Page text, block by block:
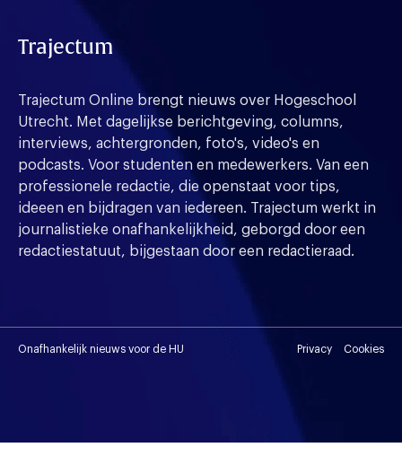
Trajectum
Trajectum Online brengt nieuws over Hogeschool
Utrecht. Met dagelijkse berichtgeving, columns,
interviews, achtergronden, foto's, video's en
podcasts. Voor studenten en medewerkers. Van een
professionele redactie, die openstaat voor tips,
ideeen en bijdragen van iedereen. Trajectum werkt in
journalistieke onafhankelijkheid, geborgd door een
redactiestatuut, bijgestaan door een redactieraad.
Onafhankelijk nieuws voor de HU Privacy Cookies